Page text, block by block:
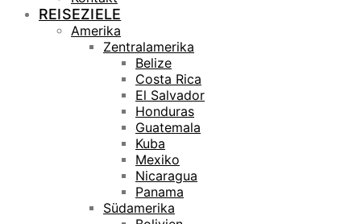
REISEZIELE
Amerika
Zentralamerika
Belize
Costa Rica
El Salvador
Honduras
Guatemala
Kuba
Mexiko
Nicaragua
Panama
Südamerika